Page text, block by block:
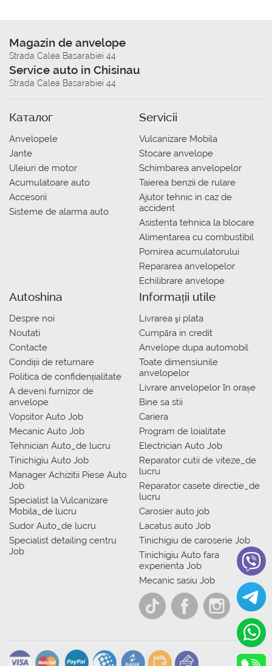
Magazin de anvelope
Strada Calea Basarabiei 44
Service auto in Chisinau
Strada Calea Basarabiei 44
Каталог
Anvelopele
Jante
Uleiuri de motor
Acumulatoare auto
Accesorii
Sisteme de alarma auto
Servicii
Vulcanizare Mobila
Stocare anvelope
Schimbarea anvelopelor
Taierea benzii de rulare
Ajutor tehnic in caz de
accident
Asistenta tehnica la blocare
Alimentarea cu combustibil
Pornirea acumulatorului
Repararea anvelopelor
Echilibrare anvelope
Autoshina
Despre noi
Noutati
Contacte
Condiții de returnare
Politica de confidențialitate
A deveni furnizor de
anvelope
Vopsitor Auto Job
Mecanic Auto Job
Tehnician Auto_de lucru
Tinichigiu Auto Job
Manager Achizitii Piese Auto
Job
Specialist la Vulcanizare
Mobila_de lucru
Sudor Auto_de lucru
Specialist detailing centru
Job
Informații utile
Livrarea şi plata
Сumpăra in credit
Anvelope dupa automobil
Toate dimensiunile
anvelopelor
Livrare anvelopelor în orașe
Bine sa stii
Cariera
Program de loialitate
Electrician Auto Job
Reparator cutii de viteze_de
lucru
Reparator casete directie_de
lucru
Carosier auto job
Lacatus auto Job
Tinichigiu de caroserie Job
Tinichigiu Auto fara
experienta Job
Mecanic sasiu Job